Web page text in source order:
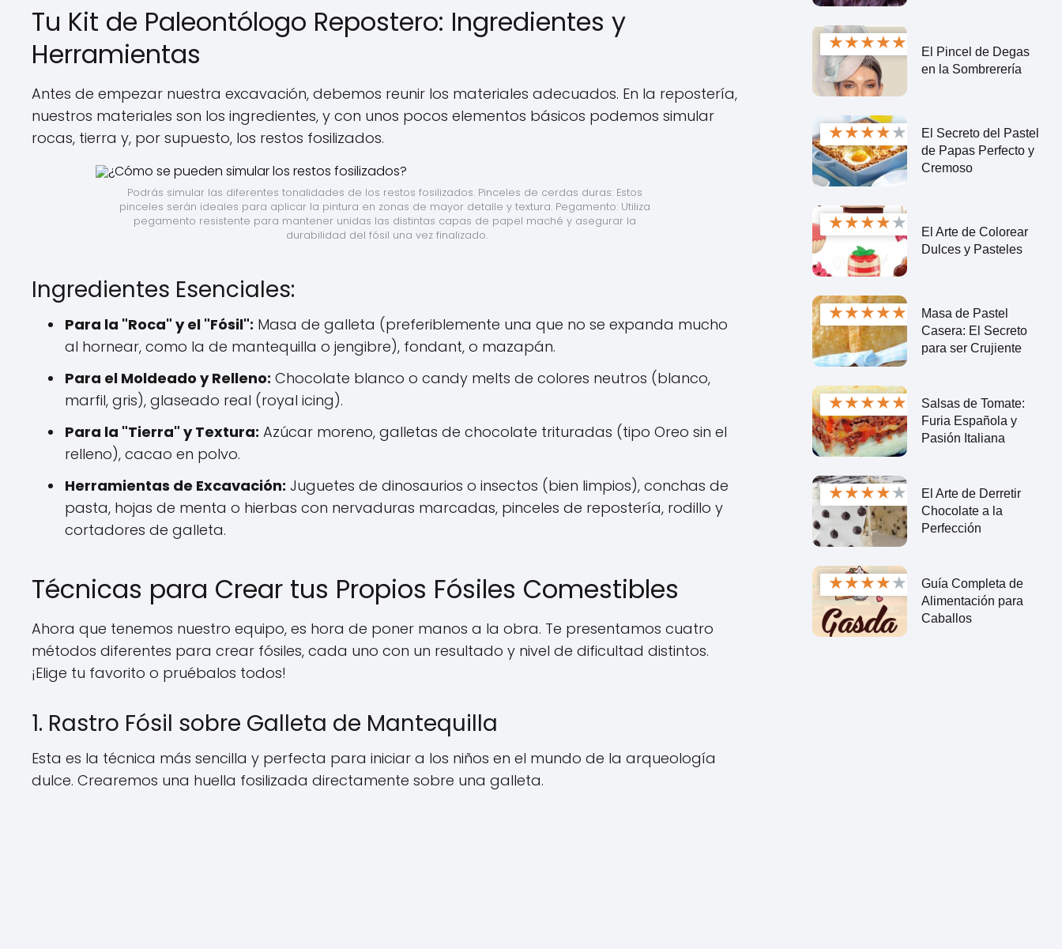
Tu Kit de Paleontólogo Repostero: Ingredientes y
Herramientas
Antes de empezar nuestra excavación, debemos reunir los materiales adecuados. En la repostería,
nuestros materiales son los ingredientes, y con unos pocos elementos básicos podemos simular
rocas, tierra y, por supuesto, los restos fosilizados.
Podrás simular las diferentes tonalidades de los restos fosilizados. Pinceles de cerdas duras: Estos
pinceles serán ideales para aplicar la pintura en zonas de mayor detalle y textura. Pegamento: Utiliza
pegamento resistente para mantener unidas las distintas capas de papel maché y asegurar la
durabilidad del fósil una vez finalizado.
Ingredientes Esenciales:
Para la "Roca" y el "Fósil": Masa de galleta (preferiblemente una que no se expanda mucho
al hornear, como la de mantequilla o jengibre), fondant, o mazapán.
Para el Moldeado y Relleno: Chocolate blanco o candy melts de colores neutros (blanco,
marfil, gris), glaseado real (royal icing).
Para la "Tierra" y Textura: Azúcar moreno, galletas de chocolate trituradas (tipo Oreo sin el
relleno), cacao en polvo.
Herramientas de Excavación: Juguetes de dinosaurios o insectos (bien limpios), conchas de
pasta, hojas de menta o hierbas con nervaduras marcadas, pinceles de repostería, rodillo y
cortadores de galleta.
Técnicas para Crear tus Propios Fósiles Comestibles
Ahora que tenemos nuestro equipo, es hora de poner manos a la obra. Te presentamos cuatro
métodos diferentes para crear fósiles, cada uno con un resultado y nivel de dificultad distintos.
¡Elige tu favorito o pruébalos todos!
1. Rastro Fósil sobre Galleta de Mantequilla
Esta es la técnica más sencilla y perfecta para iniciar a los niños en el mundo de la arqueología
dulce. Crearemos una huella fosilizada directamente sobre una galleta.
★★★★★
El Pincel de Degas
en la Sombrerería
★★★★★
El Secreto del Pastel
de Papas Perfecto y
Cremoso
★★★★★
El Arte de Colorear
Dulces y Pasteles
★★★★★
Masa de Pastel
Casera: El Secreto
para ser Crujiente
★★★★★
Salsas de Tomate:
Furia Española y
Pasión Italiana
★★★★★
El Arte de Derretir
Chocolate a la
Perfección
★★★★★
Guía Completa de
Alimentación para
Caballos